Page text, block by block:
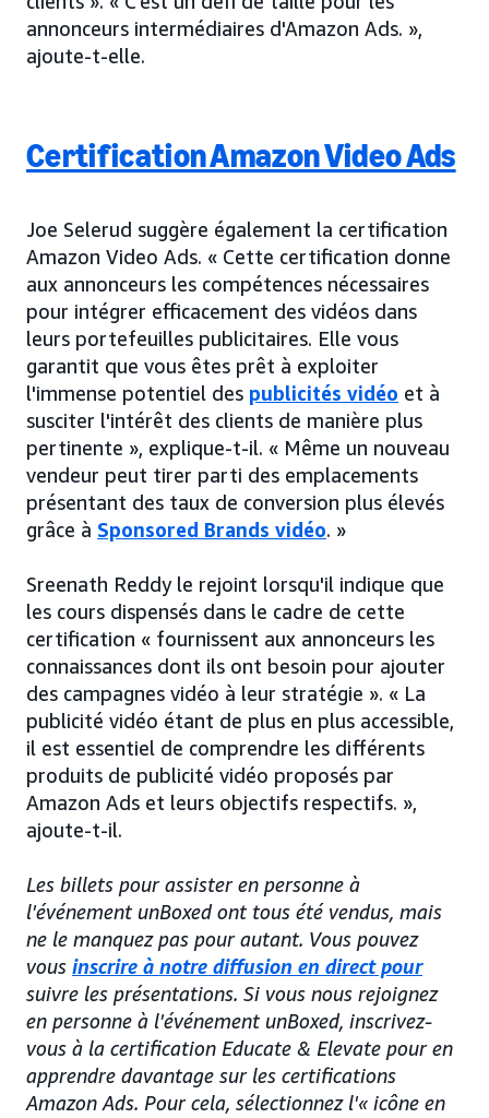
annonceurs intermédiaires d'Amazon Ads. »,
ajoute-t-elle.
Certification Amazon Video Ads
Joe Selerud suggère également la certification
Amazon Video Ads. « Cette certification donne
aux annonceurs les compétences nécessaires
pour intégrer efficacement des vidéos dans
leurs portefeuilles publicitaires. Elle vous
garantit que vous êtes prêt à exploiter
l'immense potentiel des publicités vidéo et à
susciter l'intérêt des clients de manière plus
pertinente », explique-t-il. « Même un nouveau
vendeur peut tirer parti des emplacements
présentant des taux de conversion plus élevés
grâce à Sponsored Brands vidéo. »
Sreenath Reddy le rejoint lorsqu'il indique que
les cours dispensés dans le cadre de cette
certification « fournissent aux annonceurs les
connaissances dont ils ont besoin pour ajouter
des campagnes vidéo à leur stratégie ». « La
publicité vidéo étant de plus en plus accessible,
il est essentiel de comprendre les différents
produits de publicité vidéo proposés par
Amazon Ads et leurs objectifs respectifs. »,
ajoute-t-il.
Les billets pour assister en personne à
l'événement unBoxed ont tous été vendus, mais
ne le manquez pas pour autant. Vous pouvez
vous inscrire à notre diffusion en direct pour
suivre les présentations. Si vous nous rejoignez
en personne à l'événement unBoxed, inscrivez-
vous à la certification Educate & Elevate pour en
apprendre davantage sur les certifications
Amazon Ads. Pour cela, sélectionnez l'« icône en